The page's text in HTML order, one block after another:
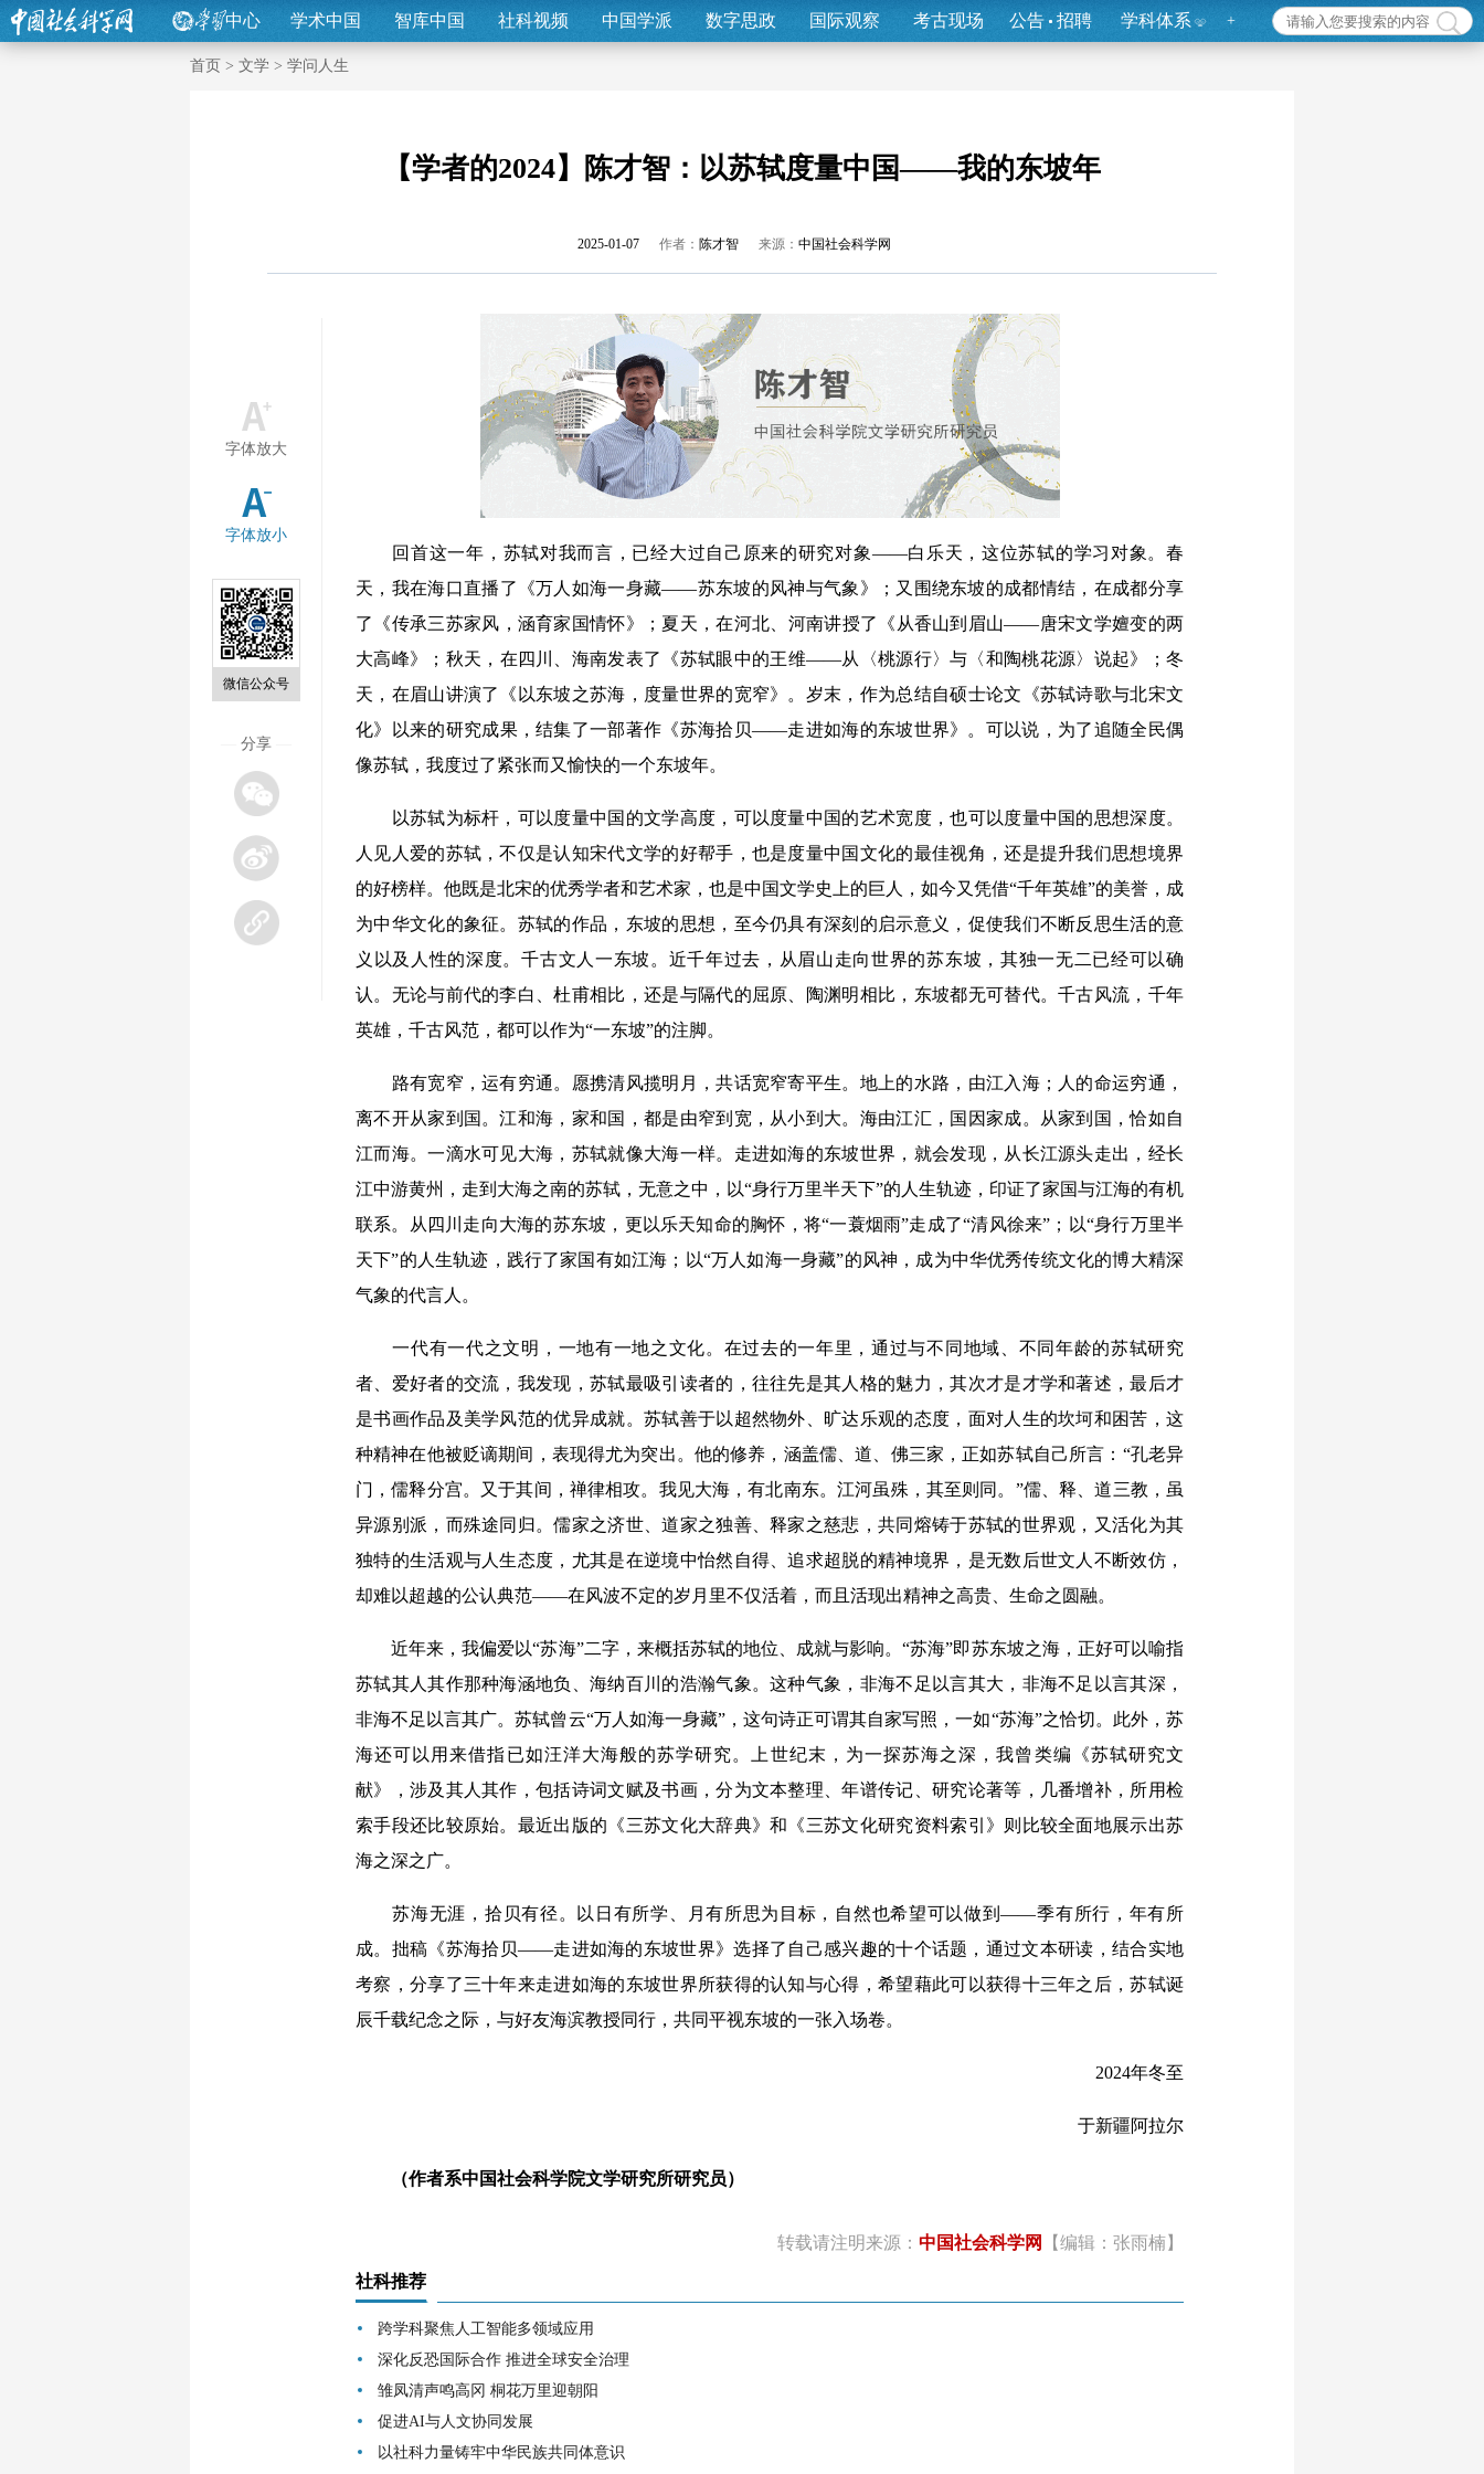
中心 学术中国 智库中国 社科视频 中国学派 数字思政 国际观察 考古现场 公告 招聘 学科体系 +
首页 > 文学 > 学问人生
【学者的2024】陈才智：以苏轼度量中国——我的东坡年
2025-01-07 作者： 陈才智 来源： 中国社会科学网
字体放大
字体放小
微信公众号
分享
回首这一年，苏轼对我而言，已经大过自己原来的研究对象——白乐天，这位苏轼的学习对象。春
天，我在海口直播了《万人如海一身藏——苏东坡的风神与气象》；又围绕东坡的成都情结，在成都分享
了《传承三苏家风，涵育家国情怀》；夏天，在河北、河南讲授了《从香山到眉山——唐宋文学嬗变的两
大高峰》；秋天，在四川、海南发表了《苏轼眼中的王维——从〈桃源行〉与〈和陶桃花源〉说起》；冬
天，在眉山讲演了《以东坡之苏海，度量世界的宽窄》。岁末，作为总结自硕士论文《苏轼诗歌与北宋文
化》以来的研究成果，结集了一部著作《苏海拾贝——走进如海的东坡世界》。可以说，为了追随全民偶
像苏轼，我度过了紧张而又愉快的一个东坡年。
以苏轼为标杆，可以度量中国的文学高度，可以度量中国的艺术宽度，也可以度量中国的思想深度。
人见人爱的苏轼，不仅是认知宋代文学的好帮手，也是度量中国文化的最佳视角，还是提升我们思想境界
的好榜样。他既是北宋的优秀学者和艺术家，也是中国文学史上的巨人，如今又凭借“千年英雄”的美誉，成
为中华文化的象征。苏轼的作品，东坡的思想，至今仍具有深刻的启示意义，促使我们不断反思生活的意
义以及人性的深度。千古文人一东坡。近千年过去，从眉山走向世界的苏东坡，其独一无二已经可以确
认。无论与前代的李白、杜甫相比，还是与隔代的屈原、陶渊明相比，东坡都无可替代。千古风流，千年
英雄，千古风范，都可以作为“一东坡”的注脚。
路有宽窄，运有穷通。愿携清风揽明月，共话宽窄寄平生。地上的水路，由江入海；人的命运穷通，
离不开从家到国。江和海，家和国，都是由窄到宽，从小到大。海由江汇，国因家成。从家到国，恰如自
江而海。一滴水可见大海，苏轼就像大海一样。走进如海的东坡世界，就会发现，从长江源头走出，经长
江中游黄州，走到大海之南的苏轼，无意之中，以“身行万里半天下”的人生轨迹，印证了家国与江海的有机
联系。从四川走向大海的苏东坡，更以乐天知命的胸怀，将“一蓑烟雨”走成了“清风徐来”；以“身行万里半
天下”的人生轨迹，践行了家国有如江海；以“万人如海一身藏”的风神，成为中华优秀传统文化的博大精深
气象的代言人。
一代有一代之文明，一地有一地之文化。在过去的一年里，通过与不同地域、不同年龄的苏轼研究
者、爱好者的交流，我发现，苏轼最吸引读者的，往往先是其人格的魅力，其次才是才学和著述，最后才
是书画作品及美学风范的优异成就。苏轼善于以超然物外、旷达乐观的态度，面对人生的坎坷和困苦，这
种精神在他被贬谪期间，表现得尤为突出。他的修养，涵盖儒、道、佛三家，正如苏轼自己所言：“孔老异
门，儒释分宫。又于其间，禅律相攻。我见大海，有北南东。江河虽殊，其至则同。”儒、释、道三教，虽
异源别派，而殊途同归。儒家之济世、道家之独善、释家之慈悲，共同熔铸于苏轼的世界观，又活化为其
独特的生活观与人生态度，尤其是在逆境中怡然自得、追求超脱的精神境界，是无数后世文人不断效仿，
却难以超越的公认典范——在风波不定的岁月里不仅活着，而且活现出精神之高贵、生命之圆融。
近年来，我偏爱以“苏海”二字，来概括苏轼的地位、成就与影响。“苏海”即苏东坡之海，正好可以喻指
苏轼其人其作那种海涵地负、海纳百川的浩瀚气象。这种气象，非海不足以言其大，非海不足以言其深，
非海不足以言其广。苏轼曾云“万人如海一身藏”，这句诗正可谓其自家写照，一如“苏海”之恰切。此外，苏
海还可以用来借指已如汪洋大海般的苏学研究。上世纪末，为一探苏海之深，我曾类编《苏轼研究文
献》，涉及其人其作，包括诗词文赋及书画，分为文本整理、年谱传记、研究论著等，几番增补，所用检
索手段还比较原始。最近出版的《三苏文化大辞典》和《三苏文化研究资料索引》则比较全面地展示出苏
海之深之广。
苏海无涯，拾贝有径。以日有所学、月有所思为目标，自然也希望可以做到——季有所行，年有所
成。拙稿《苏海拾贝——走进如海的东坡世界》选择了自己感兴趣的十个话题，通过文本研读，结合实地
考察，分享了三十年来走进如海的东坡世界所获得的认知与心得，希望藉此可以获得十三年之后，苏轼诞
辰千载纪念之际，与好友海滨教授同行，共同平视东坡的一张入场卷。
2024年冬至
于新疆阿拉尔
（作者系中国社会科学院文学研究所研究员）
转载请注明来源： 中国社会科学网 【编辑：张雨楠】
社科推荐
跨学科聚焦人工智能多领域应用
深化反恐国际合作 推进全球安全治理
雏凤清声鸣高冈 桐花万里迎朝阳
促进AI与人文协同发展
以社科力量铸牢中华民族共同体意识